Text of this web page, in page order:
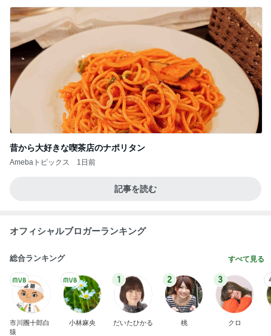
昔から大好きな喫茶店のナポリタン
Amebaトピックス 1日前
記事を読む
オフィシャルブロガーランキング
総合ランキング すべて見る
市川團十郎白
猿
小林麻央
1
だいたひかる
2
桃
3
クロ